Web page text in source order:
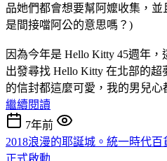
品她們都會想要幫阿嬤收集，
是間接噹阿公的意思嗎？)
因為今年是 Hello Kitty 45週年
出發尋找 Hello Kitty 在北部的
的信封都這麼可愛，我的男兒心
繼續閱讀
7年前
2018浪漫的耶誕城。統一時代百
正式啟動